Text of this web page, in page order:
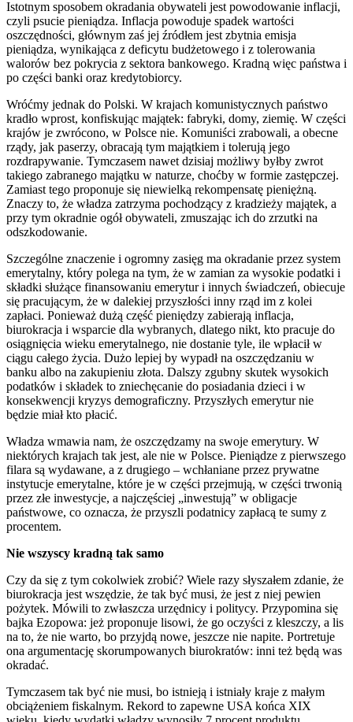
Istotnym sposobem okradania obywateli jest powodowanie inflacji,
czyli psucie pieniądza. Inflacja powoduje spadek wartości
oszczędności, głównym zaś jej źródłem jest zbytnia emisja
pieniądza, wynikająca z deficytu budżetowego i z tolerowania
walorów bez pokrycia z sektora bankowego. Kradną więc państwa i
po części banki oraz kredytobiorcy.
Wróćmy jednak do Polski. W krajach komunistycznych państwo
kradło wprost, konfiskując majątek: fabryki­, domy, ziemię. W części
krajów je zwrócono, w Polsce nie. Komuniści zrabowali, a obecne
rządy, jak paserzy, obracają tym majątkiem i tolerują jego
rozdrapywanie. Tymczasem nawet dzisiaj możliwy byłby zwrot
takiego zabranego majątku w naturze, choćby w formie zastępczej.
Zamiast tego proponuje się niewielką rekompensatę pieniężną.
Znaczy to, że władza zatrzyma pochodzący z kradzieży majątek, a
przy tym okradnie ogół obywateli, zmuszając ich do zrzutki na
odszkodowanie.
Szczególne znaczenie i ogromny zasięg ma okradanie przez system
emerytalny, który polega na tym, że w zamian za wysokie podatki i
składki służące finansowaniu emerytur i innych świadczeń, obiecuje
się pracującym, że w dalekiej przyszłości inny rząd im z kolei
zapłaci. Ponieważ dużą część pieniędzy zabierają inflacja,
biurokracja i wsparcie dla wybranych, dlatego nikt, kto pracuje do
osiągnięcia wieku emerytalnego, nie dostanie tyle, ile wpłacił w
ciągu całego życia. Dużo lepiej by wypadł na oszczędzaniu w
banku albo na zakupieniu złota. Dalszy zgubny skutek wysokich
podatków i składek to zniechęcanie do posiadania dzieci i w
konsekwencji kryzys demograficzny. Przyszłych emerytur nie
będzie miał kto płacić.
Władza wmawia nam, że oszczędzamy na swoje emerytury. W
niektórych krajach tak jest, ale nie w Polsce. Pieniądze z pierwszego
filara są wydawane, a z drugiego – wchłaniane przez prywatne
instytucje emerytalne, które je w części przejmują, w części trwonią
przez złe inwestycje, a najczęściej „inwestują” w obligacje
państwowe, co oznacza, że przyszli podatnicy zapłacą te sumy z
procentem.
Nie wszyscy kradną tak samo
Czy da się z tym cokolwiek zrobić? Wiele razy słyszałem zdanie, że
biurokracja jest wszędzie, że tak być musi, że jest z niej pewien
pożytek. Mówili to zwłaszcza urzędnicy i politycy. Przypomina się
bajka Ezopowa: jeż proponuje lisowi, że go oczyści z kleszczy, a lis
na to, że nie warto, bo przyjdą nowe, jeszcze nie napite. Portretuje
ona argumentację skorumpowanych biurokratów: inni też będą was
okradać.
Tymczasem tak być nie musi, bo istnieją i istniały kraje z małym
obciążeniem fiskalnym. Rekord to zapewne USA końca XIX